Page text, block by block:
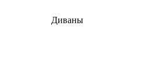
Диваны